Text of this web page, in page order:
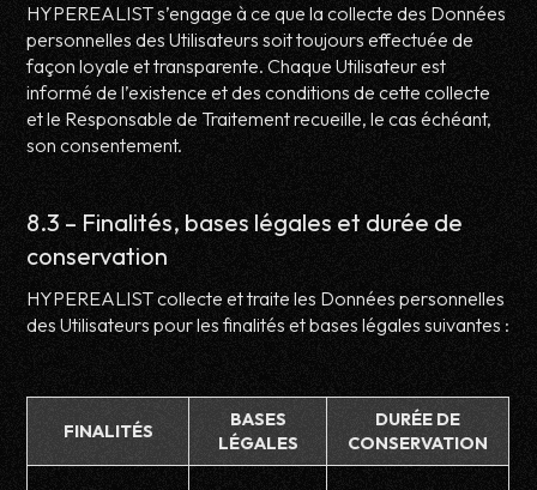
HYPEREALIST s’engage à ce que la collecte des Données
personnelles des Utilisateurs soit toujours effectuée de
façon loyale et transparente. Chaque Utilisateur est
informé de l’existence et des conditions de cette collecte
et le Responsable de Traitement recueille, le cas échéant,
son consentement.
8.3 – Finalités, bases légales et durée de
conservation
HYPEREALIST collecte et traite les Données personnelles
des Utilisateurs pour les finalités et bases légales suivantes :
FINALITÉS
BASES
LÉGALES
DURÉE DE
CONSERVATION